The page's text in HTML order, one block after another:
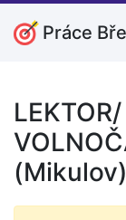
Práce
(Mikulov)